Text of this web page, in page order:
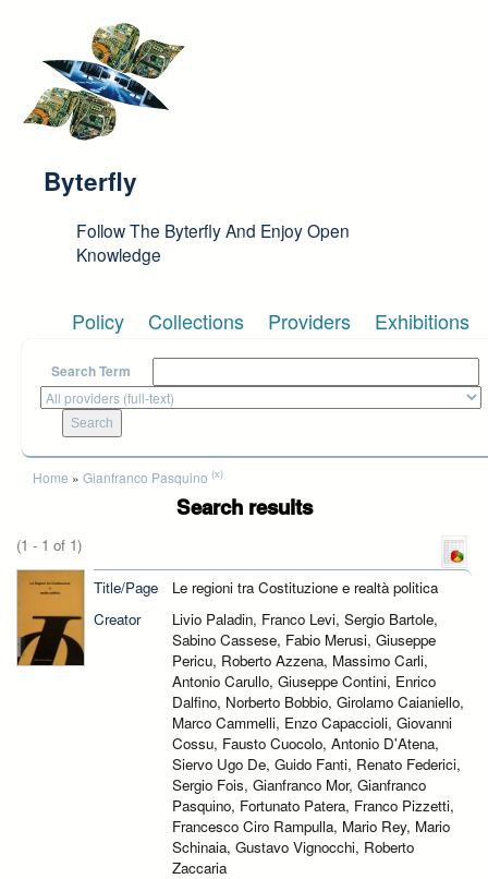
Byterfly
Follow The Byterfly And Enjoy Open
Knowledge
Policy Collections Providers Exhibitions
Search Term
You are here
Home » Gianfranco Pasquino (x)
Search results
(1 - 1 of 1)
Title/Page
Le regioni tra Costituzione e realtà politica
Creator
Livio Paladin, Franco Levi, Sergio Bartole,
Sabino Cassese, Fabio Merusi, Giuseppe
Pericu, Roberto Azzena, Massimo Carli,
Antonio Carullo, Giuseppe Contini, Enrico
Dalfino, Norberto Bobbio, Girolamo Caianiello,
Marco Cammelli, Enzo Capaccioli, Giovanni
Cossu, Fausto Cuocolo, Antonio D'Atena,
Siervo Ugo De, Guido Fanti, Renato Federici,
Sergio Fois, Gianfranco Mor, Gianfranco
Pasquino, Fortunato Patera, Franco Pizzetti,
Francesco Ciro Rampulla, Mario Rey, Mario
Schinaia, Gustavo Vignocchi, Roberto
Zaccaria